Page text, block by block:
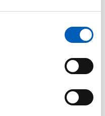
på bostaden och
på otillräckliga